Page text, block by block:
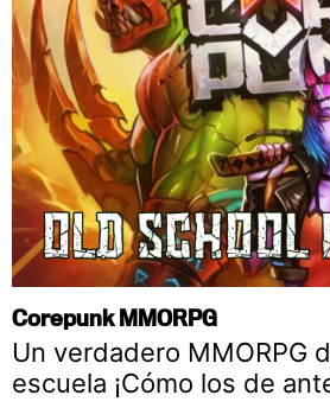
Corepunk MMORPG
Un verdadero MMORPG
escuela ¡Cómo los de